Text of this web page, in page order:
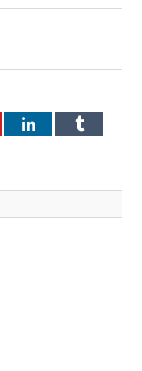
LinkedInTumblr